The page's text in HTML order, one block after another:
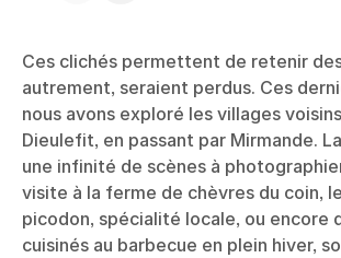
Ces clichés permettent de retenir
autrement, seraient perdus. Ces
nous avons exploré les villages
Dieulefit, en passant par Mirmande.
une infinité de scènes à
visite à la ferme de chèvres du coin,
picodon, spécialité locale, ou encore
cuisinés au barbecue en plein hiver,